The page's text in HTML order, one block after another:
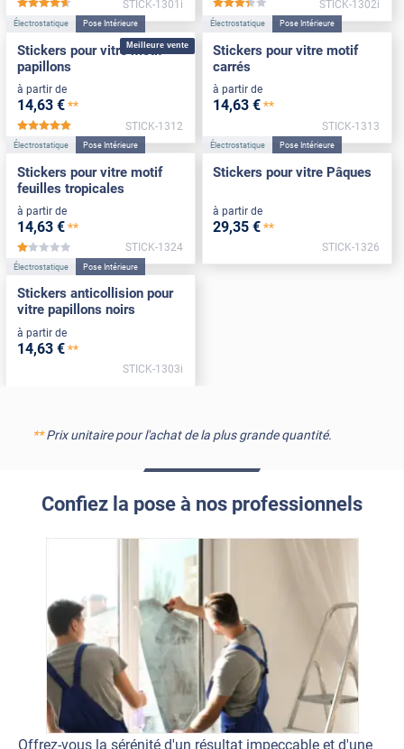
***** STICK-1301i ***** STICK-1302i
Meilleure vente
Électrostatique Pose Intérieure
Stickers pour vitre motif
papillons
à partir de
14,63 € **
*****
STICK-1312
Électrostatique Pose Intérieure
Stickers pour vitre motif
carrés
à partir de
14,63 €**
STICK-1313
Électrostatique Pose Intérieure
Stickers pour vitre motif
feuilles tropicales
à partir de
14,63 € **
*****
STICK-1324
Électrostatique Pose Intérieure
Stickers pour vitre Pâques
à partir de
29,35 €**
STICK-1326
Électrostatique Pose Intérieure
Stickers anticollision pour
vitre papillons noirs
à partir de
14,63 € **
STICK-1303i
**Prix unitaire pour l'achat de la plus grande quantité.
Confiez la pose à nos professionnels
Offrez-vous la sérénité d'un résultat impeccable et d'une